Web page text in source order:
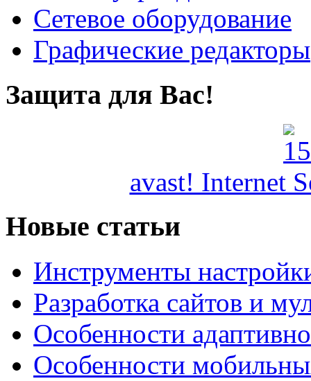
Сетевое оборудование
Графические редакторы
Защита для Вас!
avast! Internet
Новые статьи
Инструменты
Разработка сайтов и
Особенности
Особенности